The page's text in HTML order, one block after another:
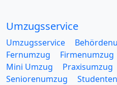
Umzugsservice
Umzugsservice
Fernumzug
Firmenumzug
Mini Umzug
Praxisumzug
Seniorenumzug